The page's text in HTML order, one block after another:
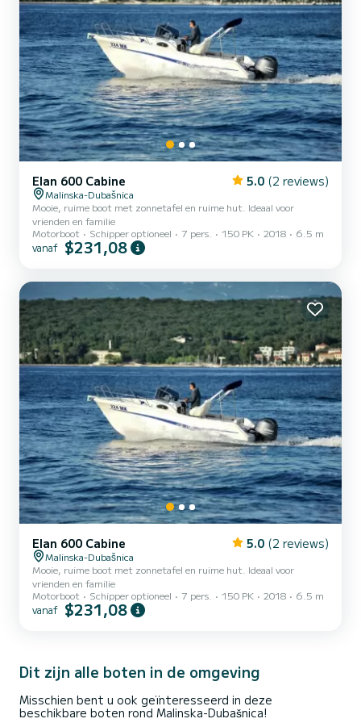
Elan 600 Cabine 5.0 (2 reviews)
Malinska-Dubašnica
Mooie, ruime boot met zonnetafel en ruime hut. Ideaal voor
vrienden en familie
Motorboot
Schipper optioneel 7 pers. 150 PK 2018 6.5 m
vanaf $231,08
Elan 600 Cabine 5.0 (2 reviews)
Malinska-Dubašnica
Mooie, ruime boot met zonnetafel en ruime hut. Ideaal voor
vrienden en familie
Motorboot
Schipper optioneel 7 pers. 150 PK 2018 6.5 m
vanaf $231,08
Dit zijn alle boten in de omgeving
Misschien bent u ook geïnteresseerd in deze
beschikbare boten rond Malinska-Dubašnica!